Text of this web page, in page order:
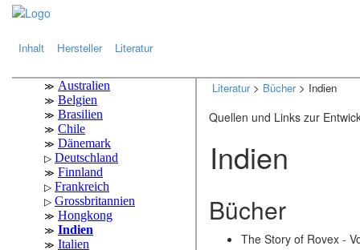
Inhalt Hersteller Literatur
Literatur> Bücher> Indien
Quellen und Links zur
Indien
Bücher
The Story of Rovex -